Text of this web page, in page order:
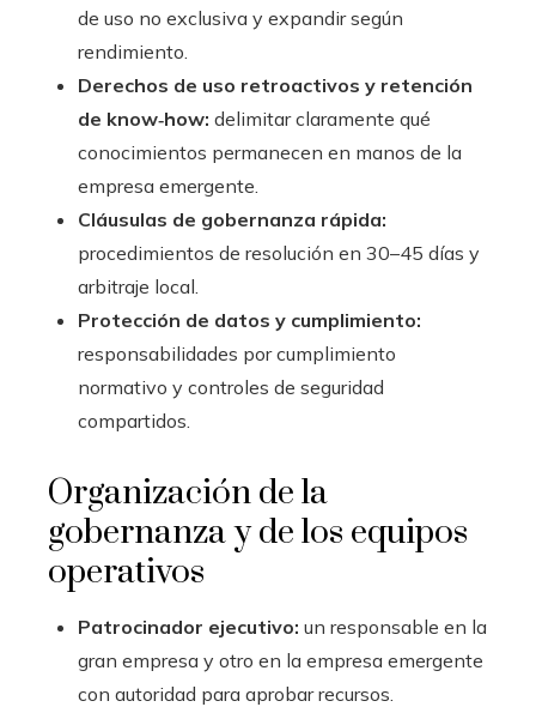
de uso no exclusiva y expandir según
rendimiento.
Derechos de uso retroactivos y retención
de know‑how: delimitar claramente qué
conocimientos permanecen en manos de la
empresa emergente.
Cláusulas de gobernanza rápida:
procedimientos de resolución en 30–45 días y
arbitraje local.
Protección de datos y cumplimiento:
responsabilidades por cumplimiento
normativo y controles de seguridad
compartidos.
Organización de la
gobernanza y de los equipos
operativos
Patrocinador ejecutivo: un responsable en la
gran empresa y otro en la empresa emergente
con autoridad para aprobar recursos.